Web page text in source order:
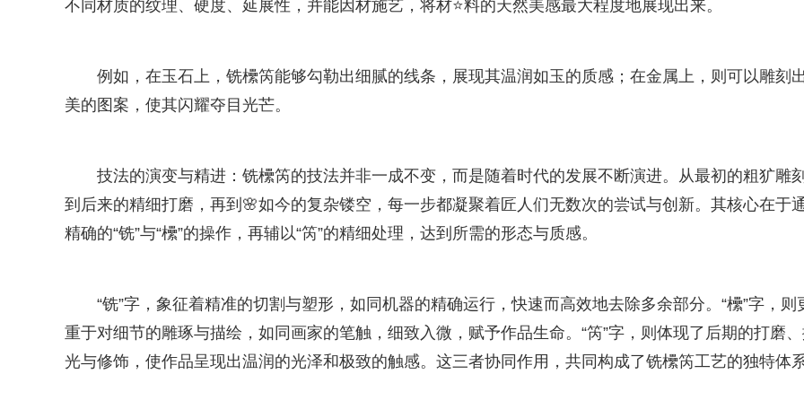
不同材质的纹理、硬度、延展性，并能因材施艺，将材⭐料的天然美感最大程度地展现出来。
例如，在玉石上，铣欙笍能够勾勒出细腻的线条，展现其温润如玉的质感；在金属上，则可以雕刻
美的图案，使其闪耀夺目光芒。
技法的演变与精进：铣欙笍的技法并非一成不变，而是随着时代的发展不断演进。从最初的粗犷雕刻
到后来的精细打磨，再到🌸如今的复杂镂空，每一步都凝聚着匠人们无数次的尝试与创新。其核心在于
精确的“铣”与“欙”的操作，再辅以“笍”的精细处理，达到所需的形态与质感。
“铣”字，象征着精准的切割与塑形，如同机器的精确运行，快速而高效地去除多余部分。“欙”字，则
重于对细节的雕琢与描绘，如同画家的笔触，细致入微，赋予作品生命。“笍”字，则体现了后期的打磨
光与修饰，使作品呈现出温润的光泽和极致的触感。这三者协同作用，共同构成了铣欙笍工艺的独特体系